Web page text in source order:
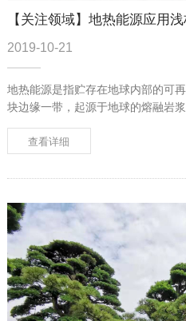
【关注领域】地热能源应用
2019-10-21
地热能源是指贮存在地球内部的可
块边缘一带，起源于地球的熔融岩浆
查看详细